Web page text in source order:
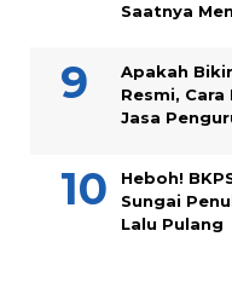
Saatnya
Apakah
Resmi,
Jasa
Heboh!
Sungai
Lalu Pulang